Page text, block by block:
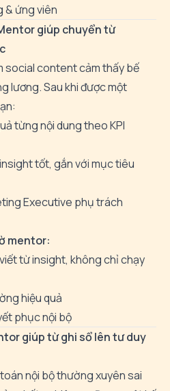
& ứng viên
giúp chuyển từ
social content cảm thấy bế
lương. Sau khi được một
từng nội dung theo KPI
tốt, gắn với mục tiêu
Executive phụ trách
mentor:
từ insight, không chỉ chạy
hiệu quả
phục nội bộ
giúp từ ghi sổ lên tư duy
nội bộ thường xuyên sai